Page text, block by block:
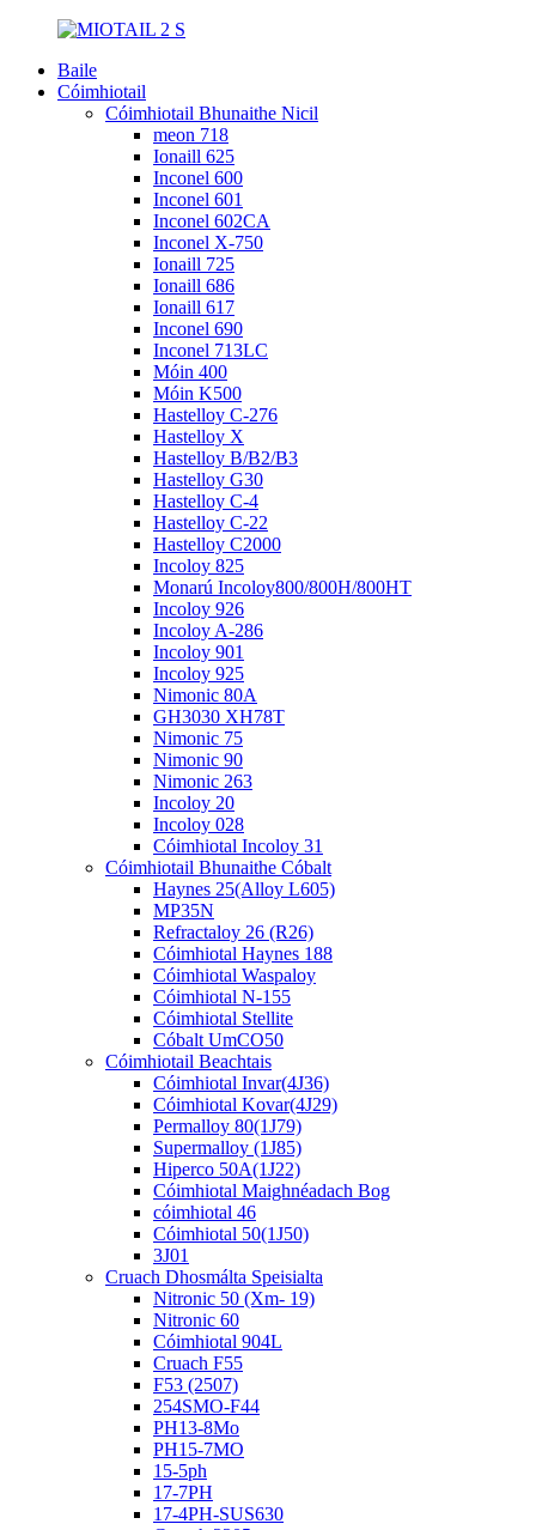
Baile
Cóimhiotail
Cóimhiotail Bhunaithe Nicil
meon 718
Ionaill 625
Inconel 600
Inconel 601
Inconel 602CA
Inconel X-750
Ionaill 725
Ionaill 686
Ionaill 617
Inconel 690
Inconel 713LC
Móin 400
Móin K500
Hastelloy C-276
Hastelloy X
Hastelloy B/B2/B3
Hastelloy G30
Hastelloy C-4
Hastelloy C-22
Hastelloy C2000
Incoloy 825
Monarú Incoloy800/800H/800HT
Incoloy 926
Incoloy A-286
Incoloy 901
Incoloy 925
Nimonic 80A
GH3030 XH78T
Nimonic 75
Nimonic 90
Nimonic 263
Incoloy 20
Incoloy 028
Cóimhiotal Incoloy 31
Cóimhiotail Bhunaithe Cóbalt
Haynes 25(Alloy L605)
MP35N
Refractaloy 26 (R26)
Cóimhiotal Haynes 188
Cóimhiotal Waspaloy
Cóimhiotal N-155
Cóimhiotal Stellite
Cóbalt UmCO50
Cóimhiotail Beachtais
Cóimhiotal Invar(4J36)
Cóimhiotal Kovar(4J29)
Permalloy 80(1J79)
Supermalloy (1J85)
Hiperco 50A(1J22)
Cóimhiotal Maighnéadach Bog
cóimhiotal 46
Cóimhiotal 50(1J50)
3J01
Cruach Dhosmálta Speisialta
Nitronic 50 (Xm- 19)
Nitronic 60
Cóimhiotal 904L
Cruach F55
F53 (2507)
254SMO-F44
PH13-8Mo
PH15-7MO
15-5ph
17-7PH
17-4PH-SUS630